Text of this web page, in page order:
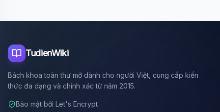
TudienWiki
Bách khoa toàn thư mở dành cho người Việt, cung cấp kiến
thức đa dạng và chính xác từ năm 2015.
Bảo mật bởi Let's Encrypt